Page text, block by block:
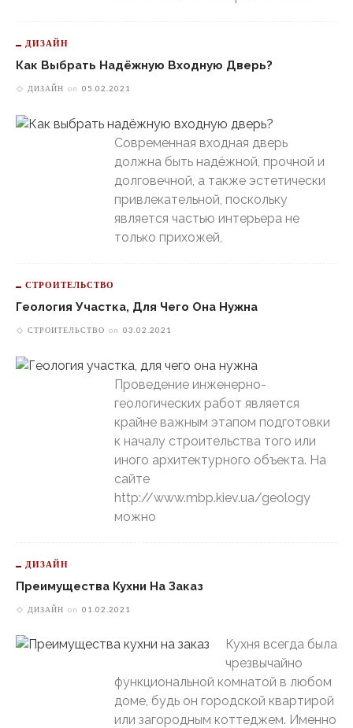
ДИЗАЙН
Как Выбрать Надёжную Входную Дверь?
ДИЗАЙН on 05.02.2021
Современная входная дверь
должна быть надёжной, прочной и
долговечной, а также эстетически
привлекательной, поскольку
является частью интерьера не
только прихожей,
СТРОИТЕЛЬСТВО
Геология Участка, Для Чего Она Нужна
СТРОИТЕЛЬСТВО on 03.02.2021
Проведение инженерно-
геологических работ является
крайне важным этапом подготовки
к началу строительства того или
иного архитектурного объекта. На
сайте
http://www.mbp.kiev.ua/geology
можно
ДИЗАЙН
Преимущества Кухни На Заказ
ДИЗАЙН on 01.02.2021
Кухня всегда была
чрезвычайно
функциональной комнатой в любом
доме, будь он городской квартирой
или загородным коттеджем. Именно